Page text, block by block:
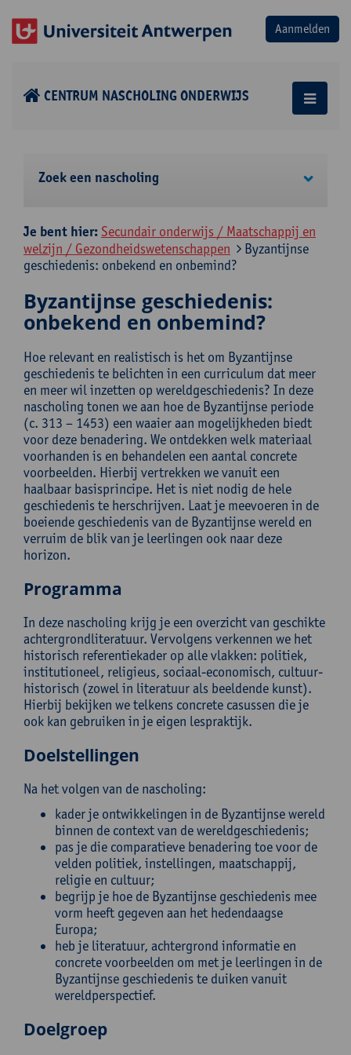
CENTRUM NASCHOLING ONDERWIJS
Zoek een nascholing
Je bent hier: Secundair onderwijs / Maatschappij en
welzijn / Gezondheidswetenschappen
Byzantijnse
geschiedenis: onbekend en onbemind?
Byzantijnse geschiedenis:
onbekend en onbemind?
Hoe relevant en realistisch is het om Byzantijnse
geschiedenis te belichten in een curriculum dat meer
en meer wil inzetten op wereldgeschiedenis? In deze
nascholing tonen we aan hoe de Byzantijnse periode
(c. 313 – 1453) een waaier aan mogelijkheden biedt
voor deze benadering. We ontdekken welk materiaal
voorhanden is en behandelen een aantal concrete
voorbeelden. Hierbij vertrekken we vanuit een
haalbaar basisprincipe. Het is niet nodig de hele
geschiedenis te herschrijven. Laat je meevoeren in de
boeiende geschiedenis van de Byzantijnse wereld en
verruim de blik van je leerlingen ook naar deze
horizon.
Programma
In deze nascholing krijg je een overzicht van geschikte
achtergrondliteratuur. Vervolgens verkennen we het
historisch referentiekader op alle vlakken: politiek,
institutioneel, religieus, sociaal-economisch, cultuur-
historisch (zowel in literatuur als beeldende kunst).
Hierbij bekijken we telkens concrete casussen die je
ook kan gebruiken in je eigen lespraktijk.
Doelstellingen
Na het volgen van de nascholing:
kader je ontwikkelingen in de Byzantijnse wereld
binnen de context van de wereldgeschiedenis;
pas je die comparatieve benadering toe voor de
velden politiek, instellingen, maatschappij,
religie en cultuur;
begrijp je hoe de Byzantijnse geschiedenis mee
vorm heeft gegeven aan het hedendaagse
Europa;
heb je literatuur, achtergrond informatie en
concrete voorbeelden om met je leerlingen in de
Byzantijnse geschiedenis te duiken vanuit
wereldperspectief.
Doelgroep